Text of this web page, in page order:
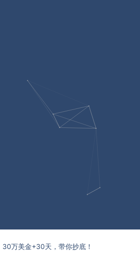
万美金+30天，带你抄底！